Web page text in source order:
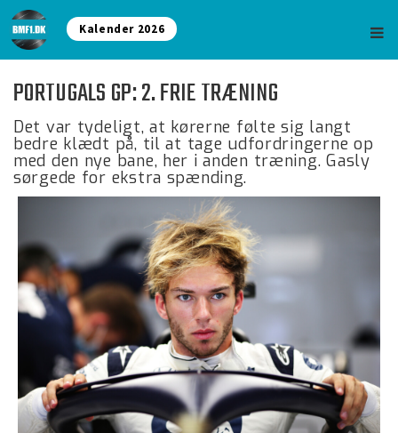
Kalender 2026
PORTUGALS GP: 2. FRIE TRÆNING
Det var tydeligt, at kørerne følte sig langt
bedre klædt på, til at tage udfordringerne op
med den nye bane, her i anden træning. Gasly
sørgede for ekstra spænding.